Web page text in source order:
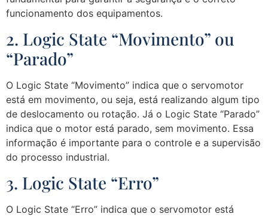
funcionamento dos equipamentos.
2. Logic State “Movimento” ou
“Parado”
O Logic State “Movimento” indica que o servomotor
está em movimento, ou seja, está realizando algum tipo
de deslocamento ou rotação. Já o Logic State “Parado”
indica que o motor está parado, sem movimento. Essa
informação é importante para o controle e a supervisão
do processo industrial.
3. Logic State “Erro”
O Logic State “Erro” indica que o servomotor está